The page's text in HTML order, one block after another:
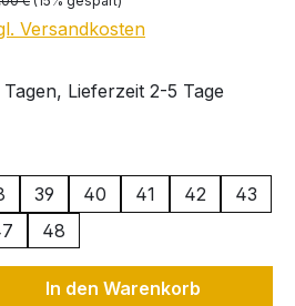
Versandkosten
Lieferzeit 2-5 Tage
39 40 41 42
43
48
Gib den
In den Warenkorb